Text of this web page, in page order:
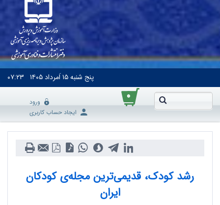
پنج شنبه۱۵ اَمرداد ۱۴۰۵ ۰۷:۲۳
۰
ورود
ایجاد حساب کاربری
رشد کودک، قدیمی‌ترین مجله‌ی کودکان
ایران